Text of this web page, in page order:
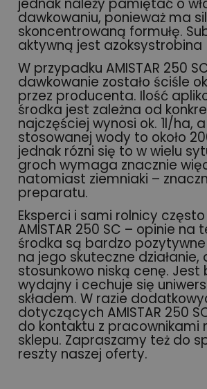
dawkowaniu, ponieważ ma
skoncentrowaną formułę.
aktywną jest azoksystrobina
W przypadku AMISTAR 250
dawkowanie zostało ściśle
przez producenta. Ilość
środka jest zależna od
najczęściej wynosi ok. 1l/ha,
stosowanej wody to około
jednak rózni się to w wielu
groch wymaga znacznie
natomiast ziemniaki –
preparatu.
Eksperci i sami rolnicy
AMISTAR 250 SC – opinie
środka są bardzo
na jego skuteczne działanie,
stosunkowo niską cenę. Jest
wydajny i cechuje się
składem. W razie
dotyczących AMISTAR 250
do kontaktu z pracownikami
sklepu. Zapraszamy też do
reszty naszej oferty.